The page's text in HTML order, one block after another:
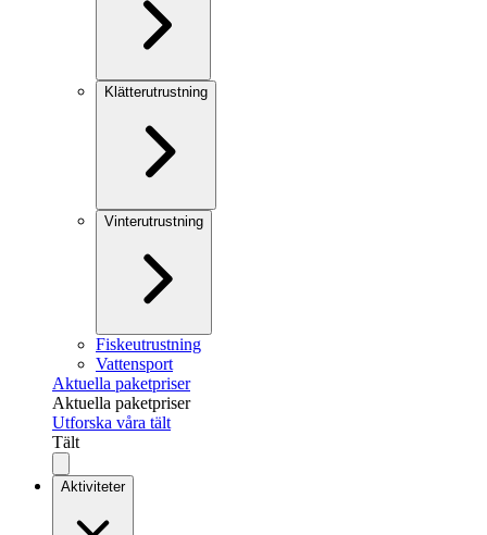
Klätterutrustning
Vinterutrustning
Fiskeutrustning
Vattensport
Aktuella paketpriser
Aktuella paketpriser
Utforska våra tält
Tält
Aktiviteter